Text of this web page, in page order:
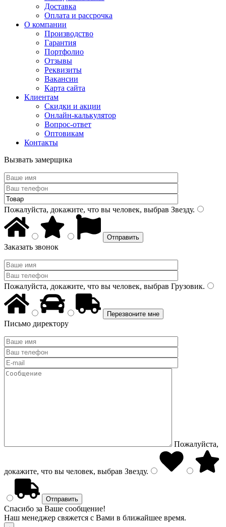
Доставка
Оплата и рассрочка
О компании
Производство
Гарантия
Портфолио
Отзывы
Реквизиты
Вакансии
Карта сайта
Клиентам
Скидки и акции
Онлайн-калькулятор
Вопрос-ответ
Оптовикам
Контакты
Вызвать замерщика
Пожалуйста, докажите, что вы человек, выбрав Звезду.
Заказать звонок
Пожалуйста, докажите, что вы человек, выбрав Грузовик.
Письмо директору
Пожалуйста,
докажите, что вы человек, выбрав Звезду.
Спасибо за Ваше сообщение!
Наш менеджер свяжется с Вами в ближайшее время.